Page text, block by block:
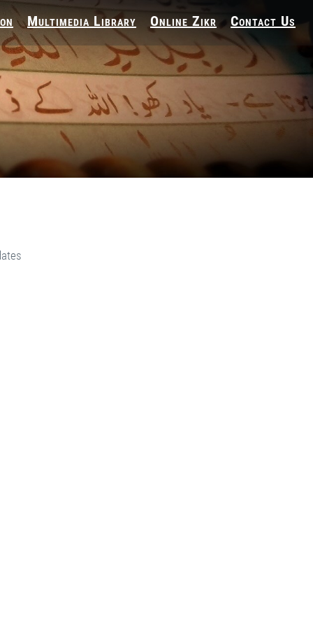
Multimedia Library Online Zikr Contact Us